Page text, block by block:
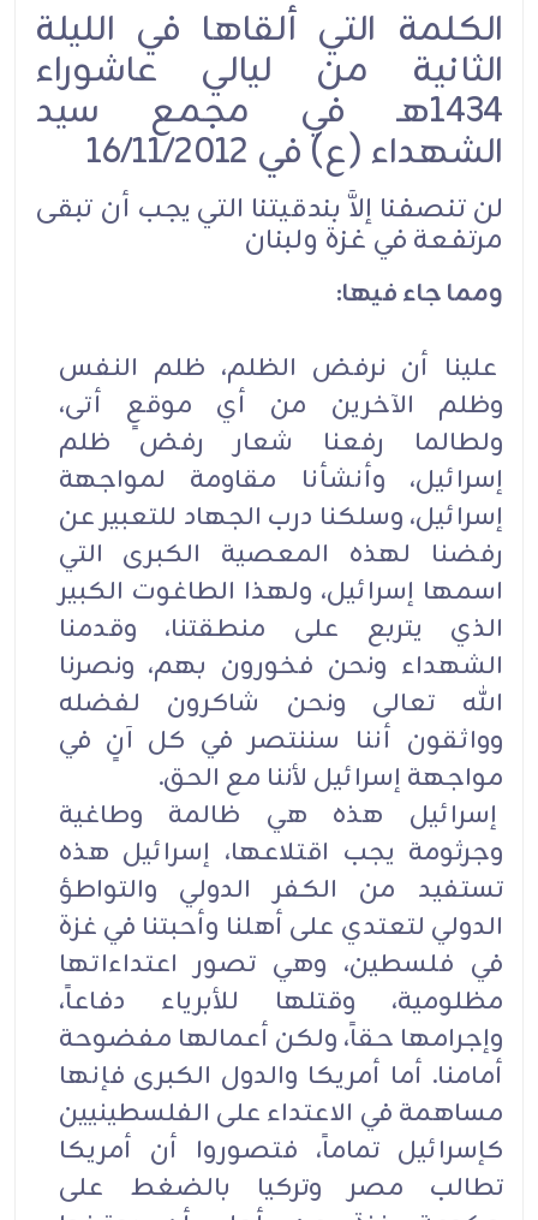
الكلمة التي ألقاها في الليلة
الثانية من ليالي عاشوراء
1434هـ في مجمع سيد
الشهداء (ع) في 16/11/2012
لن تنصفنا إلاَّ بندقيتنا التي يجب أن تبقى
مرتفعة في غزة ولبنان
ومما جاء فيها:
علينا أن نرفض الظلم، ظلم النفس
وظلم الآخرين من أي موقعٍ أتى،
ولطالما رفعنا شعار رفض ظلم
إسرائيل، وأنشأنا مقاومة لمواجهة
إسرائيل، وسلكنا درب الجهاد للتعبير عن
رفضنا لهذه المعصية الكبرى التي
اسمها إسرائيل، ولهذا الطاغوت الكبير
الذي يتربع على منطقتنا، وقدمنا
الشهداء ونحن فخورون بهم، ونصرنا
الله تعالى ونحن شاكرون لفضله
وواثقون أننا سننتصر في كل آنٍ في
مواجهة إسرائيل لأننا مع الحق.
إسرائيل هذه هي ظالمة وطاغية
وجرثومة يجب اقتلاعها، إسرائيل هذه
تستفيد من الكفر الدولي والتواطؤ
الدولي لتعتدي على أهلنا وأحبتنا في غزة
في فلسطين، وهي تصور اعتداءاتها
مظلومية، وقتلها للأبرياء دفاعاً،
وإجرامها حقاً، ولكن أعمالها مفضوحة
أمامنا. أما أمريكا والدول الكبرى فإنها
مساهمة في الاعتداء على الفلسطينيين
كإسرائيل تماماً، فتصوروا أن أمريكا
تطالب مصر وتركيا بالضغط على